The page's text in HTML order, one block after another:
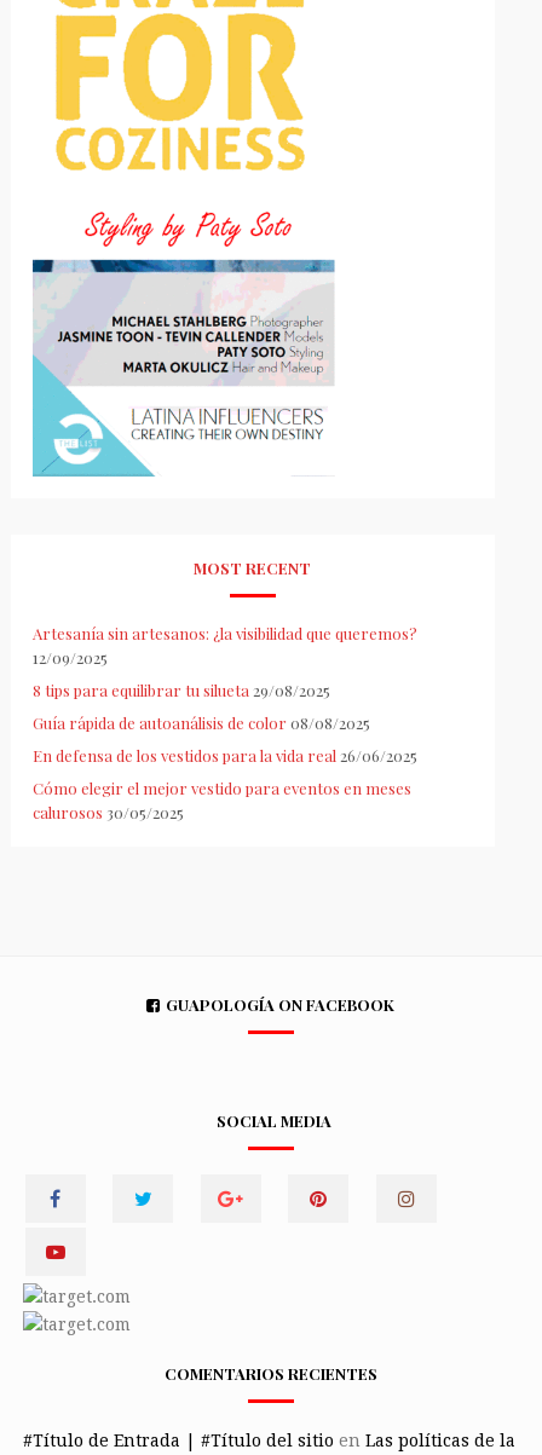
MOST RECENT
Artesanía sin artesanos: ¿la visibilidad que queremos?
12/09/2025
8 tips para equilibrar tu silueta 29/08/2025
Guía rápida de autoanálisis de color 08/08/2025
En defensa de los vestidos para la vida real 26/06/2025
Cómo elegir el mejor vestido para eventos en meses
calurosos 30/05/2025
GUAPOLOGÍA ON FACEBOOK
SOCIAL MEDIA
COMENTARIOS RECIENTES
#Título de Entrada | #Título del sitio en Las políticas de la